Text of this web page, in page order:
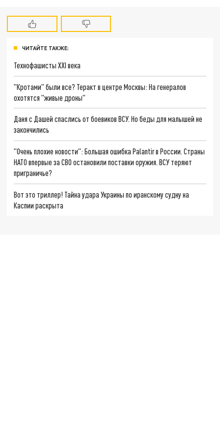
ЧИТАЙТЕ ТАКЖЕ:
Технофашисты XXI века
"Кротами" были все? Теракт в центре Москвы: На генералов
охотятся "живые дроны"
Даня с Дашей спаслись от боевиков ВСУ. Но беды для малышей не
закончились
"Очень плохие новости": Большая ошибка Palantir в России. Страны
НАТО впервые за СВО остановили поставки оружия. ВСУ теряют
приграничье?
Вот это триллер! Тайна удара Украины по иранскому судну на
Каспии раскрыта